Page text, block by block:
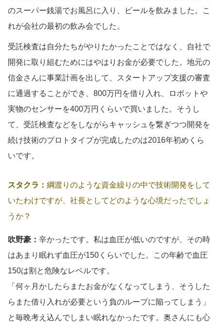
のスーパー銭湯でお風呂に入り、ビールを飲みました。こ
れが会社の最初の飲み会でした。
受託検査は自分たちがやりたかったことではなく、自社で
開発に取り組むためにはやはりお金が必要でした。地元の
信金さんに事業計画を出して、スタートアップ支援の審査
に通過することができ、800万円を借り入れ、ロボットや
実物のセンサーを400万円くらいで買いました。そうし
て、受託検査などをしながらキャッシュを繋ぎつつ開発を
続け技術のプロトタイプが完成したのは2016年初めくら
いです。
スタクラ： 綱渡りのような資金繰りの中で技術開発をして
いたわけですが、社長としてどのような心境だったでしょ
うか？
吹野豪： 辛かったです。私は血圧が低いのですが、その時
はあまり眠れず血圧が150くらいでした。この年齢で血圧
150は割と危険なレベルです。
「何ヶ月かしたらまたお金がなくなってしまう、そうした
らまた借り入れが必要という負のループに陥ってしまう」
と毎晩考え込んでしまい眠れなかったです。奥さんにも心